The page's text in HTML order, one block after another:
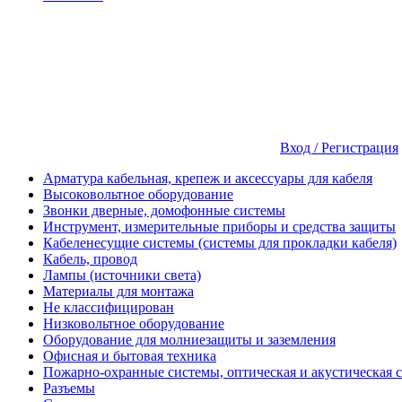
Вход / Регистрация
Арматура кабельная, крепеж и аксессуары для кабеля
Высоковольтное оборудование
Звонки дверные, домофонные системы
Инструмент, измерительные приборы и средства защиты
Кабеленесущие системы (системы для прокладки кабеля)
Кабель, провод
Лампы (источники света)
Материалы для монтажа
Не классифицирован
Низковольтное оборудование
Оборудование для молниезащиты и заземления
Офисная и бытовая техника
Пожарно-охранные системы, оптическая и акустическая
Разъемы